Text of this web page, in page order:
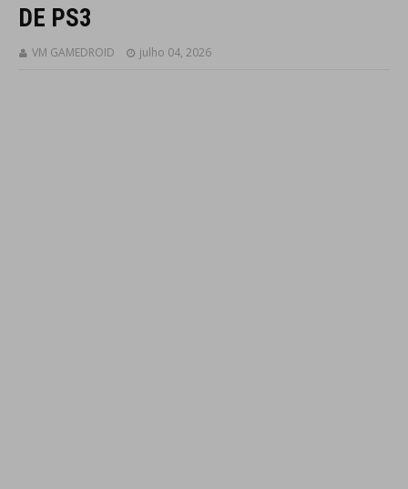
DE PS3
VM GAMEDROID julho 04, 2026